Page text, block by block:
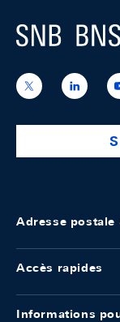
Logo
https://x.com/
Adresse postale
Accès rapides
Informations